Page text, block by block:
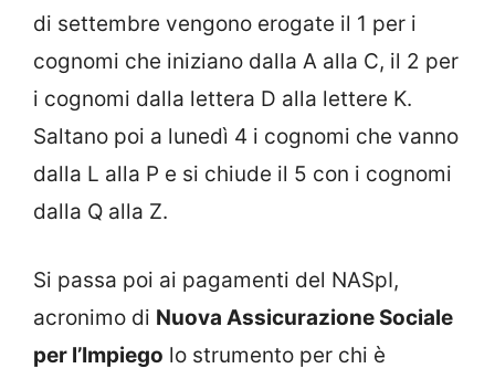
di settembre vengono erogate il 1 per i
cognomi che iniziano dalla A alla C, il 2 per
i cognomi dalla lettera D alla lettere K.
Saltano poi a lunedì 4 i cognomi che vanno
dalla L alla P e si chiude il 5 con i cognomi
dalla Q alla Z.
Si passa poi ai pagamenti del NASpI,
acronimo di Nuova Assicurazione Sociale
per l’Impiego lo strumento per chi è